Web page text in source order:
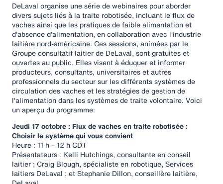
DeLaval organise une série de webinaires pour aborder
divers sujets liés à la traite robotisée, incluant le flux de
vaches ainsi que les pratiques de faible alimentation et
d'absence d'alimentation, en collaboration avec l'industrie
laitière nord-américaine. Ces sessions, animées par le
Groupe consultatif laitier de DeLaval, sont gratuites et
ouvertes au public. Elles visent à éduquer et informer
producteurs, consultants, universitaires et autres
professionnels du secteur sur les différents systèmes de
circulation des vaches et les stratégies de gestion de
l'alimentation dans les systèmes de traite volontaire. Voici
un aperçu du programme:
Jeudi 17 octobre : Flux de vaches en traite robotisée :
Choisir le système qui vous convient
Heure : 11 h – 12 h CDT
Présentateurs : Kelli Hutchings, consultante en conseil
laitier ; Craig Blough, spécialiste en robotique, Services
laitiers DeLaval ; et Stephanie Dillon, conseillère laitière,